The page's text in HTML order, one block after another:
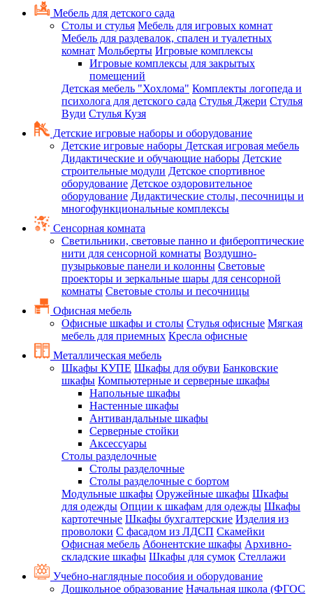
Мебель для детского сада
Столы и стулья Мебель для игровых комнат
Мебель для раздевалок, спален и туалетных
комнат Мольберты Игровые комплексы
Игровые комплексы для закрытых
помещений
Детская мебель "Хохлома" Комплекты логопеда и
психолога для детского сада Стулья Джери Стулья
Вуди Стулья Кузя
Детские игровые наборы и оборудование
Детские игровые наборы Детская игровая мебель
Дидактические и обучающие наборы Детские
строительные модули Детское спортивное
оборудование Детское оздоровительное
оборудование Дидактические столы, песочницы и
многофункциональные комплексы
Сенсорная комната
Светильники, световые панно и фибероптические
нити для сенсорной комнаты Воздушно-
пузырьковые панели и колонны Световые
проекторы и зеркальные шары для сенсорной
комнаты Световые столы и песочницы
Офисная мебель
Офисные шкафы и столы Стулья офисные Мягкая
мебель для приемных Кресла офисные
Металлическая мебель
Шкафы КУПЕ Шкафы для обуви Банковские
шкафы Компьютерные и серверные шкафы
Напольные шкафы
Настенные шкафы
Антивандальные шкафы
Серверные стойки
Аксессуары
Столы разделочные
Столы разделочные
Столы разделочные с бортом
Модульные шкафы Оружейные шкафы Шкафы
для одежды Опции к шкафам для одежды Шкафы
картотечные Шкафы бухгалтерские Изделия из
проволоки С фасадом из ЛДСП Скамейки
Офисная мебель Абонентские шкафы Архивно-
складские шкафы Шкафы для сумок Стеллажи
Учебно-наглядные пособия и оборудование
Дошкольное образование Начальная школа (ФГОС